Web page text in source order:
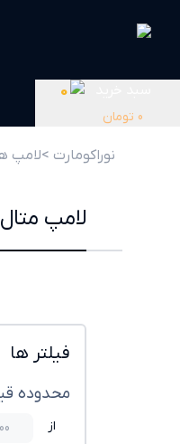
0 تومان
0
نوراکومارت >لامپ
لامپ
فیلتر ها
محدوده
از